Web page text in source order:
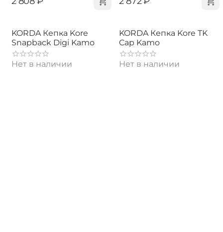
KORDA Кепка Kore
Snapback Digi Kamo
Нет в наличии
KORDA Кепка Kore TK
Cap Kamo
Нет в наличии